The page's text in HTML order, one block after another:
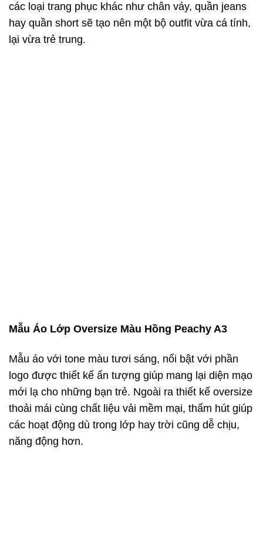
các loại trang phục khác như chân váy, quần jeans
hay quần short sẽ tạo nên một bộ outfit vừa cá tính,
lại vừa trẻ trung.
Mẫu Áo Lớp Oversize Màu Hồng Peachy A3
Mẫu áo với tone màu tươi sáng, nổi bật với phần
logo được thiết kế ấn tượng giúp mang lại diện mạo
mới lạ cho những bạn trẻ. Ngoài ra thiết kế oversize
thoải mái cùng chất liệu vải mềm mại, thấm hút giúp
các hoạt động dù trong lớp hay trời cũng dễ chịu,
năng động hơn.